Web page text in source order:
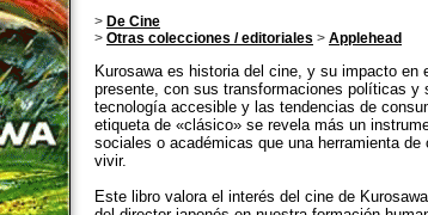
> De Cine
> Otras colecciones / editoriales > Applehead
Kurosawa es historia del cine, y su impacto en
presente, con sus transformaciones políticas
tecnología accesible y las tendencias de
etiqueta de «clásico» se revela más un
sociales o académicas que una herramienta
vivir.
Este libro valora el interés del cine de